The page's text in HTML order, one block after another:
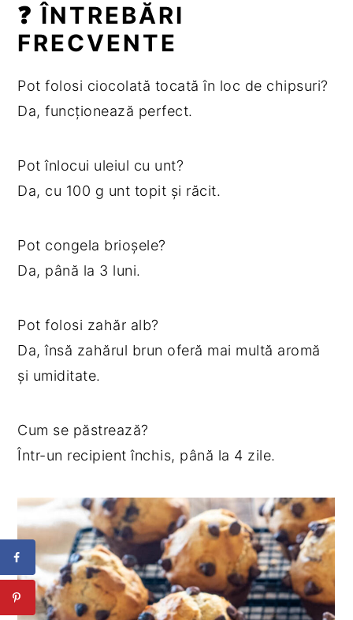
❓ ÎNTREBĂRI
FRECVENTE
Pot folosi ciocolată tocată în loc de chipsuri?
Da, funcționează perfect.
Pot înlocui uleiul cu unt?
Da, cu 100 g unt topit și răcit.
Pot congela brioșele?
Da, până la 3 luni.
Pot folosi zahăr alb?
Da, însă zahărul brun oferă mai multă aromă
și umiditate.
Cum se păstrează?
Într-un recipient închis, până la 4 zile.